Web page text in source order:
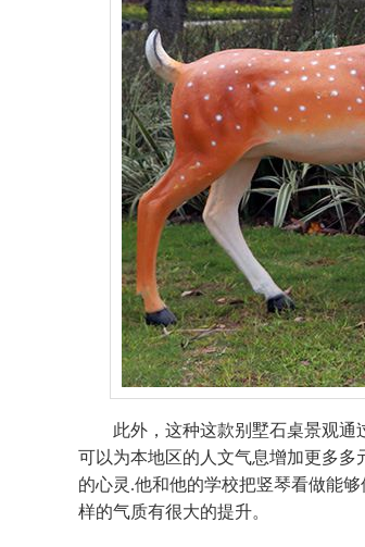
此外，这种这款别墅石桌景观
可以为本地区的人文气息增加更多
的心灵.他和他的学校把竖琴看做能
样的气质有很大的提升。